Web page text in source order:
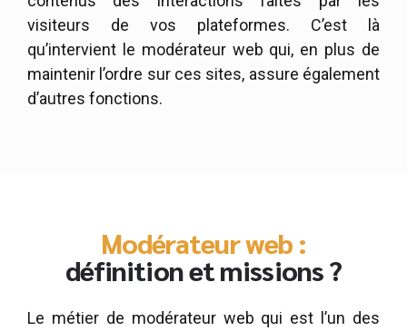
visiteurs de vos plateformes. C’est là
qu’intervient le modérateur web qui, en plus de
maintenir l’ordre sur ces sites, assure également
d’autres fonctions.
Modérateur web :
définition et missions ?
Le métier de modérateur web qui est l’un des